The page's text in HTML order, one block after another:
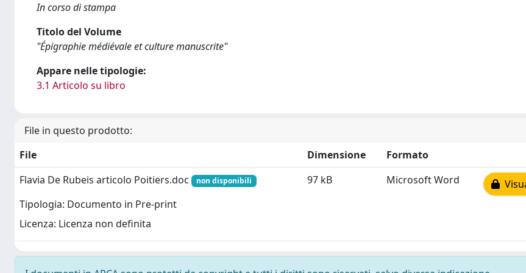
In corso di stampa
Titolo del Volume
"Épigraphie médiévale et culture manuscrite"
Appare nelle tipologie:
3.1 Articolo su libro
File in questo prodotto:
File
Dimensione
Formato
Flavia De Rubeis articolo Poitiers.doc
non disponibili
Tipologia: Documento in Pre-print
Licenza: Licenza non definita
97 kB Microsoft Word